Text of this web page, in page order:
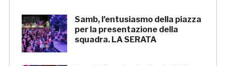
Samb, l’entusiasmo della piazza
per la presentazione della
squadra. LA SERATA